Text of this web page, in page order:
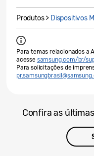
Produtos > Dispositivos
Para temas relacionados a
acesse samsung.com/br/
Para solicitações de
Confira as